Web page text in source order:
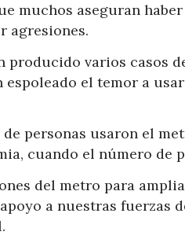
muchos aseguran
agresiones.
producido varios casos
el temor a
personas usaron el
cuando el número de
del metro para
a nuestras fuerzas